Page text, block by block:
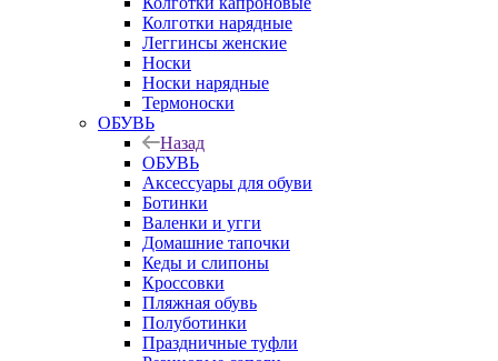
Колготки нарядные
Леггинсы женские
Носки
Носки нарядные
Термоноски
ОБУВЬ
Назад
ОБУВЬ
Аксессуары для обуви
Ботинки
Валенки и угги
Домашние тапочки
Кеды и слипоны
Кроссовки
Пляжная обувь
Полуботинки
Праздничные туфли